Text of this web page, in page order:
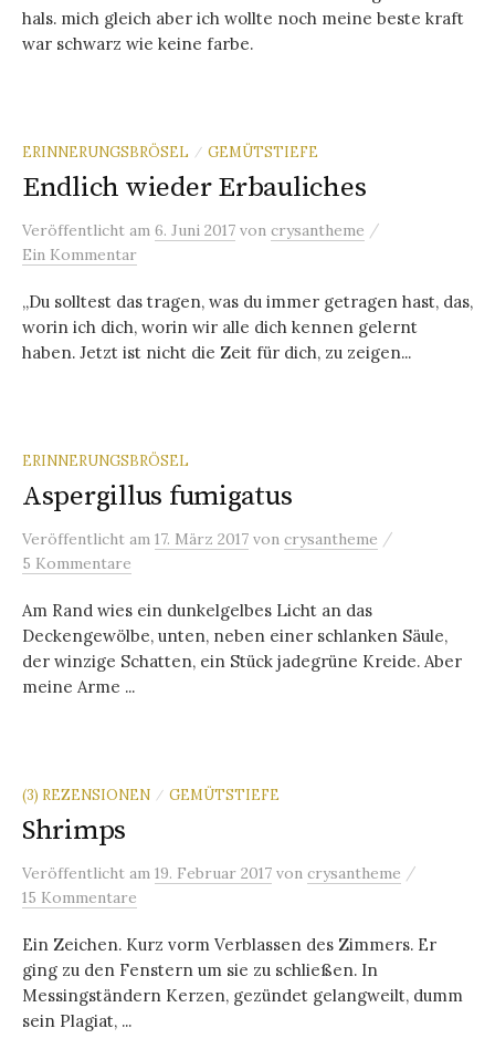
hals. mich gleich aber ich wollte noch meine beste kraft
war schwarz wie keine farbe.
ERINNERUNGSBRÖSEL / GEMÜTSTIEFE
Endlich wieder Erbauliches
Veröffentlicht am 6. Juni 2017 von crysantheme /
Ein Kommentar
„Du solltest das tragen, was du immer getragen hast, das,
worin ich dich, worin wir alle dich kennen gelernt
haben. Jetzt ist nicht die Zeit für dich, zu zeigen...
ERINNERUNGSBRÖSEL
Aspergillus fumigatus
Veröffentlicht am 17. März 2017 von crysantheme /
5 Kommentare
Am Rand wies ein dunkelgelbes Licht an das
Deckengewölbe, unten, neben einer schlanken Säule,
der winzige Schatten, ein Stück jadegrüne Kreide. Aber
meine Arme ...
(3) REZENSIONEN / GEMÜTSTIEFE
Shrimps
Veröffentlicht am 19. Februar 2017 von crysantheme /
15 Kommentare
Ein Zeichen. Kurz vorm Verblassen des Zimmers. Er
ging zu den Fenstern um sie zu schließen. In
Messingständern Kerzen, gezündet gelangweilt, dumm
sein Plagiat, ...